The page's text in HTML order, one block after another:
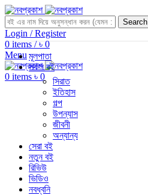
Search
Login / Register
0items / ৳0
Menu
0 items ৳ 0
মূলপাতা
সকল বই
সিরাত
ইতিহাস
গল্প
উপন্যাস
জীবনী
অন্যান্য
সেরা বই
নতুন বই
রিভিউ
ভিডিও
নবধ্বনি